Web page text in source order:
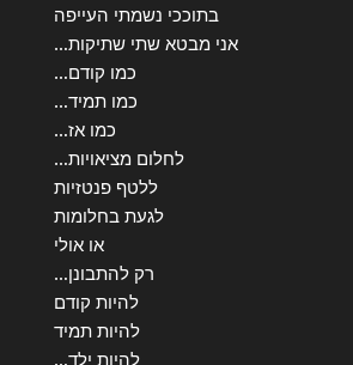
בתוככי נשמתי העייפה
אני מבטא שתי שתיקות…
כמו קודם…
כמו תמיד…
כמו אז…
לחלום מציאויות…
ללטף פנטזיות
לגעת בחלומות
או אולי
רק להתבונן…
להיות קודם
להיות תמיד
להיות ילד…